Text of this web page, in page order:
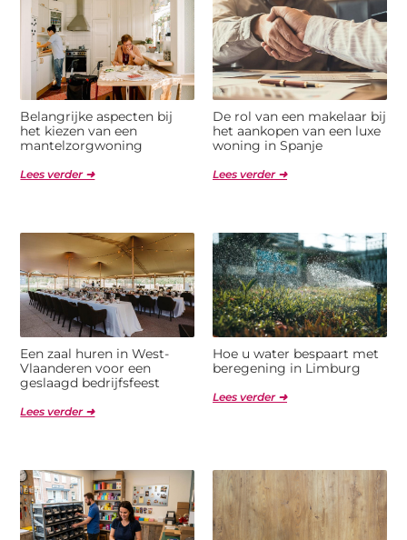
Belangrijke aspecten bij
het kiezen van een
mantelzorgwoning
Lees verder ➜
De rol van een makelaar bij
het aankopen van een luxe
woning in Spanje
Lees verder ➜
Een zaal huren in West-
Vlaanderen voor een
geslaagd bedrijfsfeest
Lees verder ➜
Hoe u water bespaart met
beregening in Limburg
Lees verder ➜